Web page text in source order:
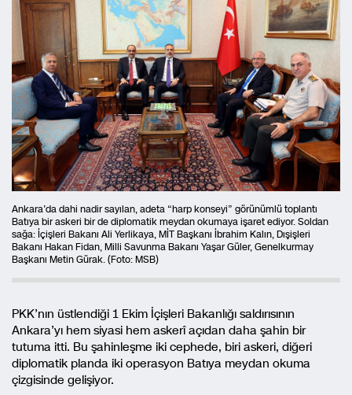
Ankara’da dahi nadir sayılan, adeta “harp konseyi” görünümlü toplantı
Batıya bir askeri bir de diplomatik meydan okumaya işaret ediyor. Soldan
sağa: İçişleri Bakanı Ali Yerlikaya, MİT Başkanı İbrahim Kalın, Dışişleri
Bakanı Hakan Fidan, Milli Savunma Bakanı Yaşar Güler, Genelkurmay
Başkanı Metin Gürak. (Foto: MSB)
PKK’nın üstlendiği 1 Ekim İçişleri Bakanlığı saldırısının
Ankara’yı hem siyasi hem askerî açıdan daha şahin bir
tutuma itti. Bu şahinleşme iki cephede, biri askeri, diğeri
diplomatik planda iki operasyon Batıya meydan okuma
çizgisinde gelişiyor.